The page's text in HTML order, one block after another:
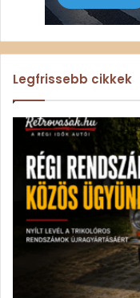
Legfrissebb cikkek